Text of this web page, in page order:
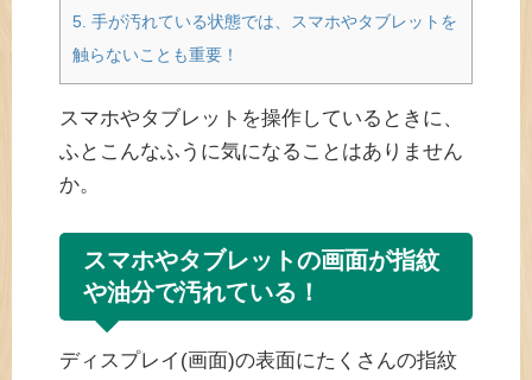
5. 手が汚れている状態では、スマホやタブレットを
触らないことも重要！
スマホやタブレットを操作しているときに、
ふとこんなふうに気になることはありません
か。
スマホやタブレットの画面が指紋
や油分で汚れている！
ディスプレイ(画面)の表面にたくさんの指紋